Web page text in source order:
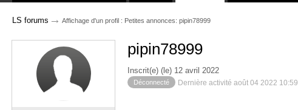
LS forums → Affichage d'un profil : Petites annonces: pipin78999
pipin78999
Inscrit(e) (le) 12 avril 2022
Déconnecté Dernière activité août 04 2022 10:59